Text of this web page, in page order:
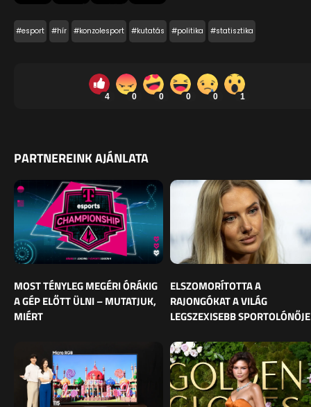
#esport #hír #konzolesport #kutatás #politika #statisztika
4 0 0 0 0 1
PARTNEREINK AJÁNLATA
MOST TÉNYLEG MEGÉRI ÓRÁKIG
A GÉP ELŐTT ÜLNI – MUTATJUK,
MIÉRT
ELSZOMORÍTOTTA A
RAJONGÓKAT A VILÁG
LEGSZEXISEBB SPORTOLÓNŐJE